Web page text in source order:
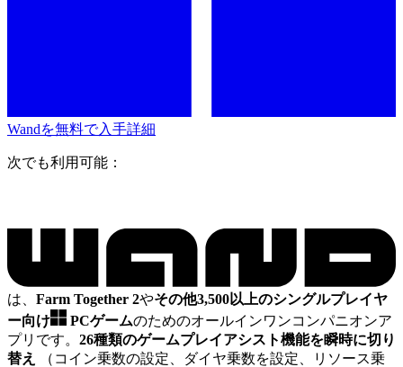
Wandを無料で入手詳細
次でも利用可能：
は、 Farm Together 2やその他3,500以上のシングルプレイヤ
ー向け
PCゲームのためのオールインワンコンパニオンア
プリです。 26種類のゲームプレイアシスト機能を瞬時に切り
替え
（コイン乗数の設定、ダイヤ乗数を設定、リソース乗